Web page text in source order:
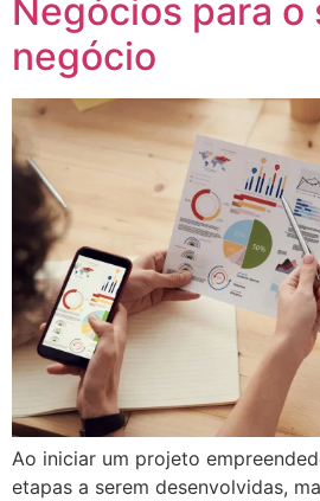
Negócios para o
negócio
Ao iniciar um projeto
etapas a serem desenvolvidas,